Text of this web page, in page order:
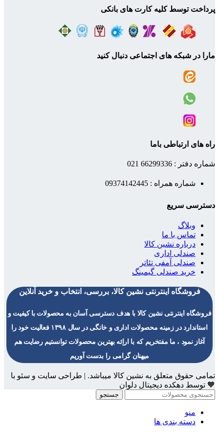
پرداخت توسط کلیه کارت های بانکی
مارا در شبکه های اجتماعی دنبال کنید
راه های ارتباطی باما
شماره دفتر : 66299336 021
شماره همراه : 09374142445
دسترسی سریع
وبلاگ
تماس با ما
درباره نشین کالا
صندلی اداری
صندلی آمفی تئاتر
خرید صندلی گیمینگ
فروشگاه اینترنتی نشین کالا، بررسی، انتخاب و خرید آنلاین
فروشگاه اینترنتی نشین کالا با هدف دسترسی آسان به محصولات با کیفیت و
استاندارد در زمینه محصولات اداری و خانگی در سال ۱۳۹۸ فعالیت خود را
آغاز نمود ، ما مفتخریم که با اراِئه بهترین محصولات توانستیم رضایت هم
میهنان گرامی را بدست آوریم
تمامی حقوق متعلق به نشین کالا میباشد. | طراحی سایت و سئو با
🧡 توسط دهکده دیجیتال دلوان
جستجو
منو
دسته بندی ها